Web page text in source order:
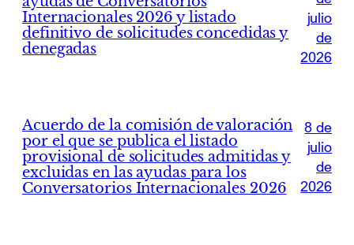
Internacionales 2026 y listado
definitivo de solicitudes concedidas y
denegadas
julio
de
2026
Acuerdo de la comisión de valoración
por el que se publica el listado
provisional de solicitudes admitidas y
excluidas en las ayudas para los
Conversatorios Internacionales 2026
8 de
julio
de
2026